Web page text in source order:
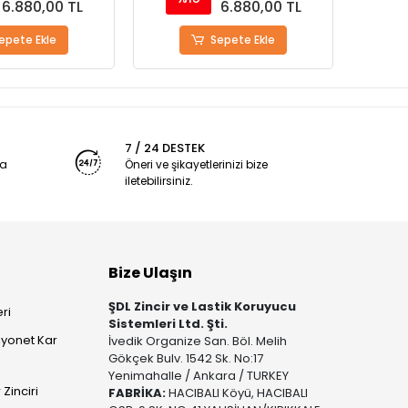
6.880,00 TL
Ekle
6.880,00 TL
Sepete Ekle
7 / 24 DESTEK
Öneri ve şikayetlerinizi bize
iletebilirsiniz.
Kar
Bize Ulaşın
ŞDL Zincir ve Lastik Koruyucu
Sistemleri Ltd. Şti.
İvedik Organize San. Böl. Melih
Gökçek Bulv. 1542 Sk. No:17
Yenimahalle / Ankara / TURKEY
FABRİKA:HACIBALI Köyü, HACIBALI